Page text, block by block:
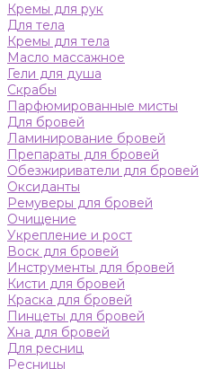
Кремы для рук
Для тела
Кремы для тела
Масло массажное
Гели для душа
Скрабы
Парфюмированные мисты
Для бровей
Ламинирование бровей
Препараты для бровей
Обезжириватели для бровей
Оксиданты
Ремуверы для бровей
Очищение
Укрепление и рост
Воск для бровей
Инструменты для бровей
Кисти для бровей
Краска для бровей
Пинцеты для бровей
Хна для бровей
Для ресниц
Ресницы